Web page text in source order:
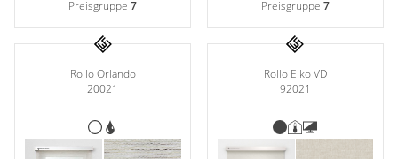
Preisgruppe7 Preisgruppe 7
Rollo Orlando
20021
Rollo Elko VD
92021